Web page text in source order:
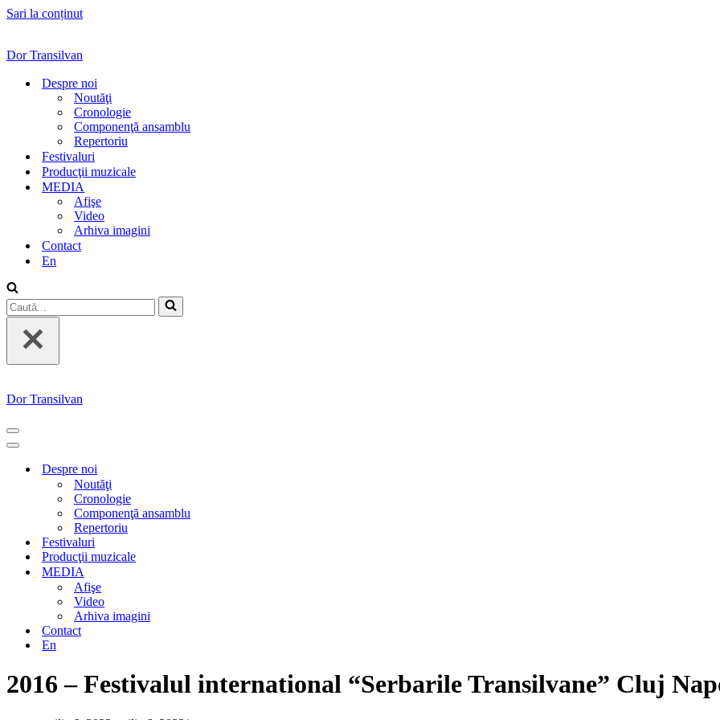
Sari la conținut
Dor Transilvan
Despre noi
Noutăţi
Cronologie
Componenţă ansamblu
Repertoriu
Festivaluri
Producţii muzicale
MEDIA
Afişe
Video
Arhiva imagini
Contact
En
Caută...
Dor Transilvan
MENIU
DE
NAVIGARE
MENIU
DE
NAVIGARE
Despre noi
Noutăţi
Cronologie
Componenţă ansamblu
Repertoriu
Festivaluri
Producţii muzicale
MEDIA
Afişe
Video
Arhiva imagini
Contact
En
2016 – Festivalul international “Serbarile Transilvane” Cluj